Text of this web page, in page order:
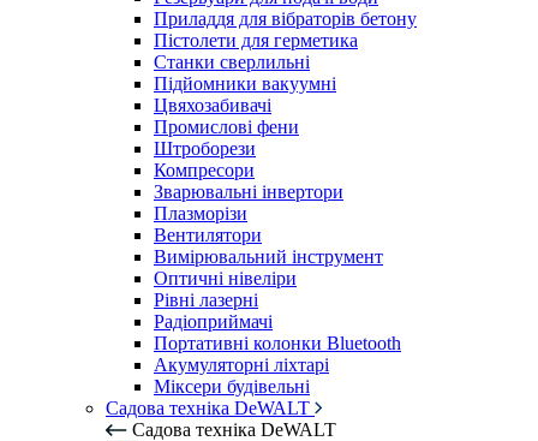
Приладдя для вібраторів бетону
Пістолети для герметика
Станки сверлильні
Підйомники вакуумні
Цвяхозабивачі
Промислові фени
Штроборези
Компресори
Зварювальні інвертори
Плазморізи
Вентилятори
Вимірювальний інструмент
Оптичні нівеліри
Рівні лазерні
Радіоприймачі
Портативні колонки Bluetooth
Акумуляторні ліхтарі
Міксери будівельні
Садова техніка DeWALT
Садова техніка DeWALT